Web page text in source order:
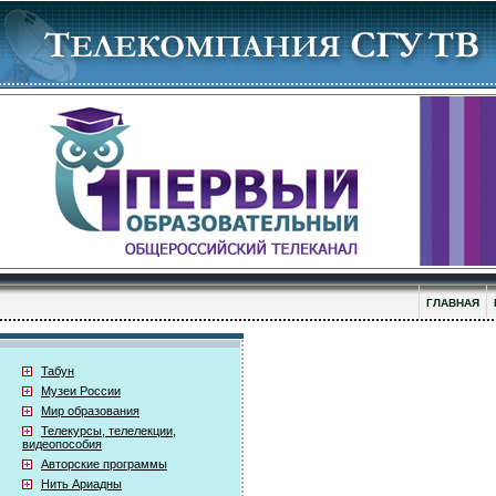
ГЛАВНАЯ
Табун
Музеи России
Мир образования
Телекурсы, телелекции,
видеопособия
Авторские программы
Нить Ариадны